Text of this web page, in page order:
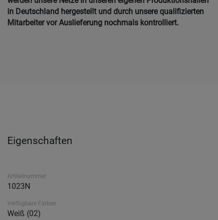
in Deutschland hergestellt und durch unsere qualifizierten
Mitarbeiter vor Auslieferung nochmals kontrolliert.
Eigenschaften
Artikelnummer
1023N
Verfügbare Farben
Weiß (02)